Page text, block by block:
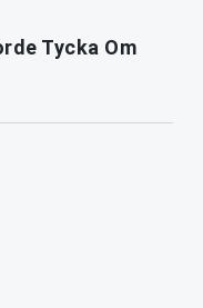
Tycka Om